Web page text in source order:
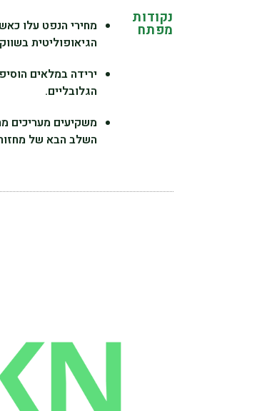
נקודות
מפתח
מחירי הנפט עלו
הגיאופוליטית
ירידה במלאים
הגלובליים.
משקיעים מעריכים
השלב הבא של